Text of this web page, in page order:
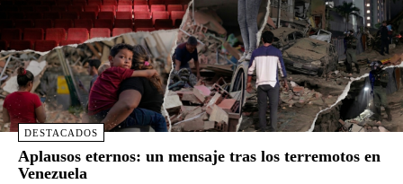
DESTACADOS
Aplausos eternos: un mensaje tras los terremotos en
Venezuela